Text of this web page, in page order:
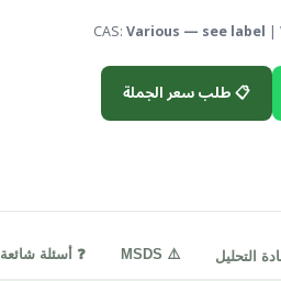
CAS:Various — see label |
📋 طلب سعر الجملة
التحليل ⚠️ MSDS ❓ أسئلة شائعة